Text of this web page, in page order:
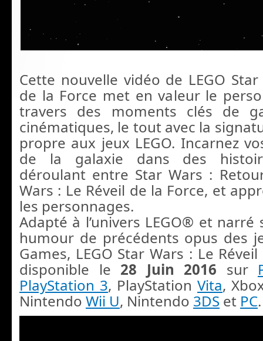
Cette nouvelle vidéo de LEGO
de la Force met en valeur le
travers des moments clés de
cinématiques, le tout avec la
propre aux jeux LEGO. Incarnez
de la galaxie dans des
déroulant entre Star Wars :
Wars : Le Réveil de la Force, et
les personnages.
Adapté à l’univers LEGO® et
humour de précédents opus des
Games, LEGO Star Wars : Le
disponible le 28 Juin 2016 sur
PlayStation 3, PlayStation Vita,
Nintendo Wii U, Nintendo 3DS et PC.